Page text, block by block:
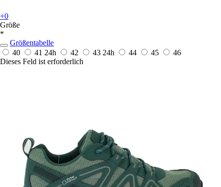
+0
Größe
*
Größentabelle
40
41 24h 42 43 24h 44 45
46
Dieses Feld ist erforderlich